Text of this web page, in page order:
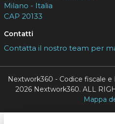
Milano - Italia
CAP 20133
Contatti
Contatta il nostro team per
Nextwork360 - Codice fiscale
2026 Nextwork360. ALL
Mappa